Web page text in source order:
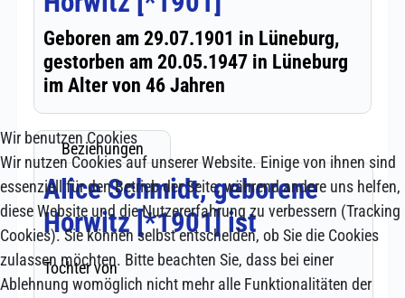
Wir benutzen Cookies
Wir nutzen Cookies auf unserer Website. Einige von ihnen sind
essenziell für den Betrieb der Seite, während andere uns helfen,
diese Website und die Nutzererfahrung zu verbessern (Tracking
Cookies). Sie können selbst entscheiden, ob Sie die Cookies
zulassen möchten. Bitte beachten Sie, dass bei einer
Ablehnung womöglich nicht mehr alle Funktionalitäten der